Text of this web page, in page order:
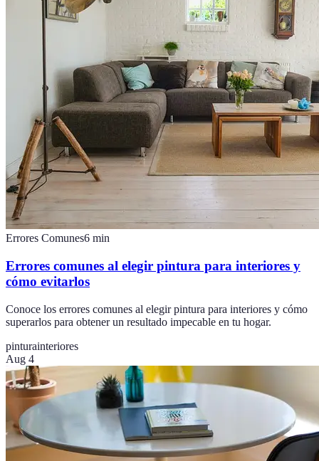
Errores Comunes6 min
Errores comunes al elegir pintura para interiores y
cómo evitarlos
Conoce los errores comunes al elegir pintura para interiores y cómo
superarlos para obtener un resultado impecable en tu hogar.
pinturainteriores
Aug 4